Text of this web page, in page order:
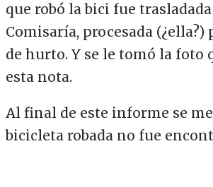
que robó la bici fue
Comisaría, procesada
de hurto. Y se le tomó la foto
esta nota.
Al final de este informe se
bicicleta robada no fue